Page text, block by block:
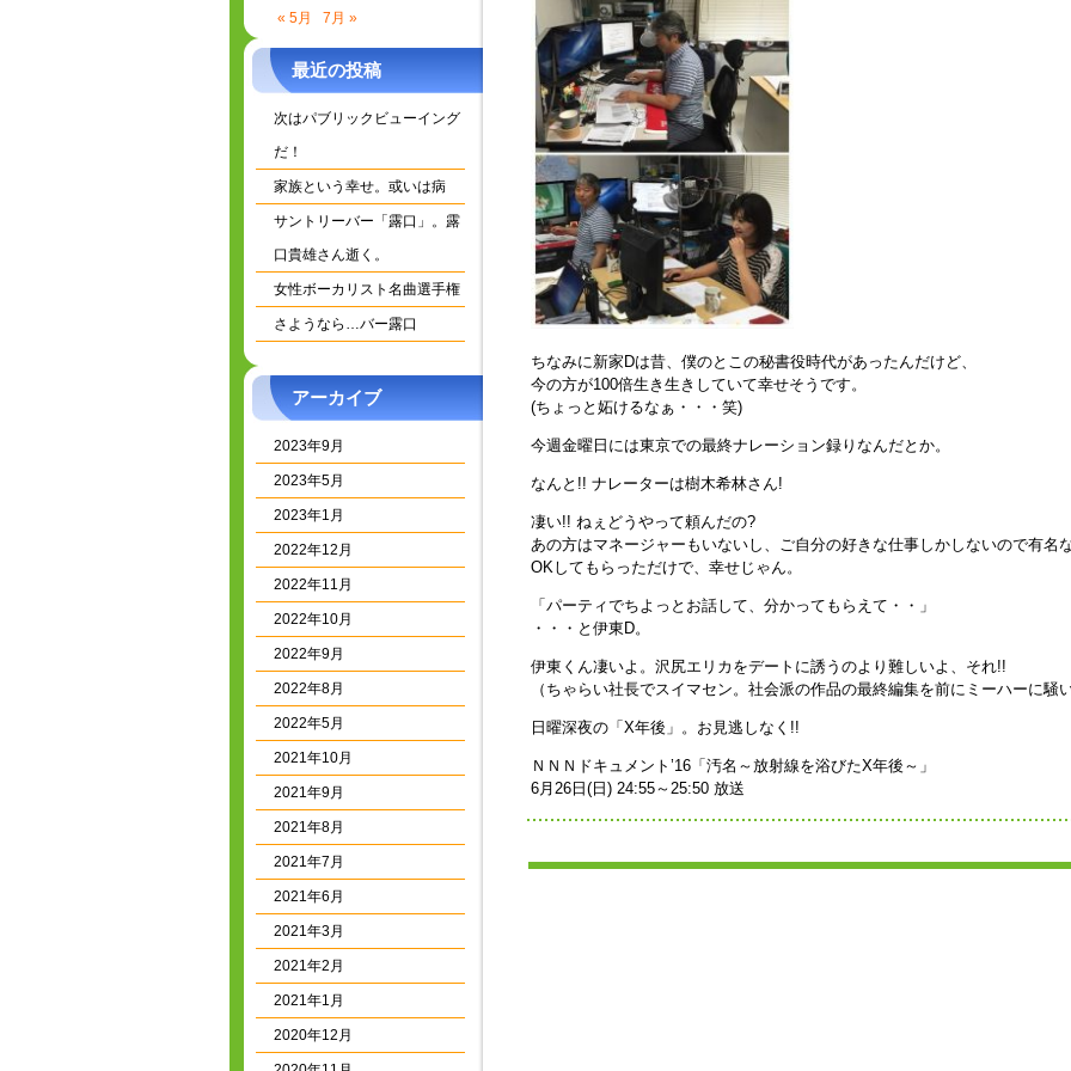
« 5月
7月 »
最近の投稿
次はパブリックビューイング
だ！
家族という幸せ。或いは病
サントリーバー「露口」。露
口貴雄さん逝く。
女性ボーカリスト名曲選手権
さようなら…バー露口
アーカイブ
2023年9月
2023年5月
2023年1月
2022年12月
2022年11月
2022年10月
2022年9月
2022年8月
2022年5月
2021年10月
2021年9月
2021年8月
2021年7月
2021年6月
2021年3月
2021年2月
2021年1月
2020年12月
ちなみに新家Dは昔、僕のとこの秘書役時代があったんだけど、
今の方が100倍生き生きしていて幸せそうです。
(ちょっと妬けるなぁ・・・笑)
今週金曜日には東京での最終ナレーション録りなんだとか。
なんと!! ナレーターは樹木希林さん!
凄い!! ねぇどうやって頼んだの?
あの方はマネージャーもいないし、ご自分の好きな仕事しかしないので有名
OKしてもらっただけで、幸せじゃん。
「パーティでちよっとお話して、分かってもらえて・・」
・・・と伊東D。
伊東くん凄いよ。沢尻エリカをデートに誘うのより難しいよ、それ!!
（ちゃらい社長でスイマセン。社会派の作品の最終編集を前にミーハーに騒
日曜深夜の「X年後」。お見逃しなく!!
ＮＮＮドキュメント’16「汚名～放射線を浴びたX年後～」
6月26日(日) 24:55～25:50 放送